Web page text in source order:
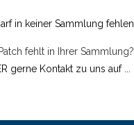
fehlt in Ihrer Sammlung?
gerne Kontakt zu uns auf ...